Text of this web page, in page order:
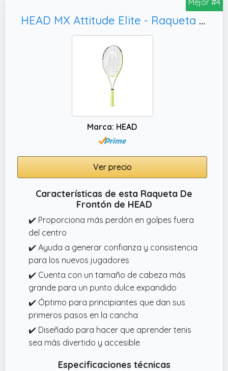
HEAD MX Attitude Elite - Raqueta de Tenis, Color Amarillo
Marca: HEAD
Ver precio
Características de esta Raqueta De
Frontón de HEAD
✔️ Proporciona más perdón en golpes fuera
del centro
✔️ Ayuda a generar confianza y consistencia
para los nuevos jugadores
✔️ Cuenta con un tamaño de cabeza más
grande para un punto dulce expandido
✔️ Óptimo para principiantes que dan sus
primeros pasos en la cancha
✔️ Diseñado para hacer que aprender tenis
sea más divertido y accesible
Especificaciones técnicas